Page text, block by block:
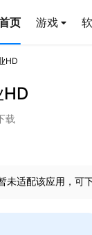
页 游戏
HD
载
未适配该应用，可